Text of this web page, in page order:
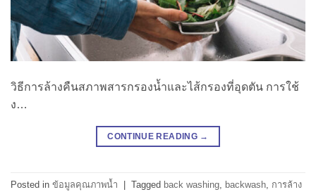
วิธีการล้างคืนสภาพสารกรองน้ำและไส้กรองที่อุดตัน การใช้
ง…
CONTINUE READING →
Posted in ข้อมูลคุณภาพน้ำ | Tagged back washing backwash การล้าง